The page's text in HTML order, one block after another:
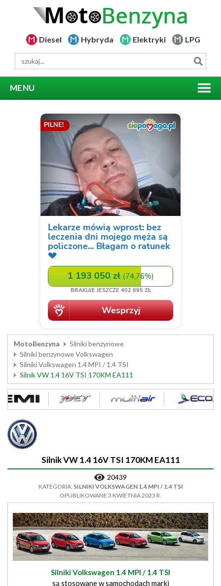
Diesel Hybryda Elektryki LPG
MENU
MotoBenzyna
Silniki benzynowe
Silniki benzynowe Volkswagen
Silniki Volkswagen 1.4 MPI / 1.4 TSI
Silnik VW 1.4 16V TSI 170KM EA111
Silnik VW 1.4 16V TSI 170KM EA111
20439
KATEGORIA: SILNIKI VOLKSWAGEN 1.4 MPI / 1.4 TSI
OPUBLIKOWANE 3 KWIETNIA 2023 R.
Silniki Volkswagen 1.4 MPI / 1.4 TSI
są stosowane w samochodach marki